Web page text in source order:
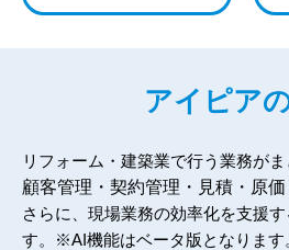
アイピア
リフォーム・建築業で行う業務がま
顧客管理・契約管理・見積・原
さらに、現場業務の効率化を支援
す。※AI機能はベータ版となります